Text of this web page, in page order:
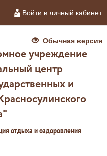
Войти в личный кабинет
Обычная версия
учреждение
центр
и
отдыха и оздоровления